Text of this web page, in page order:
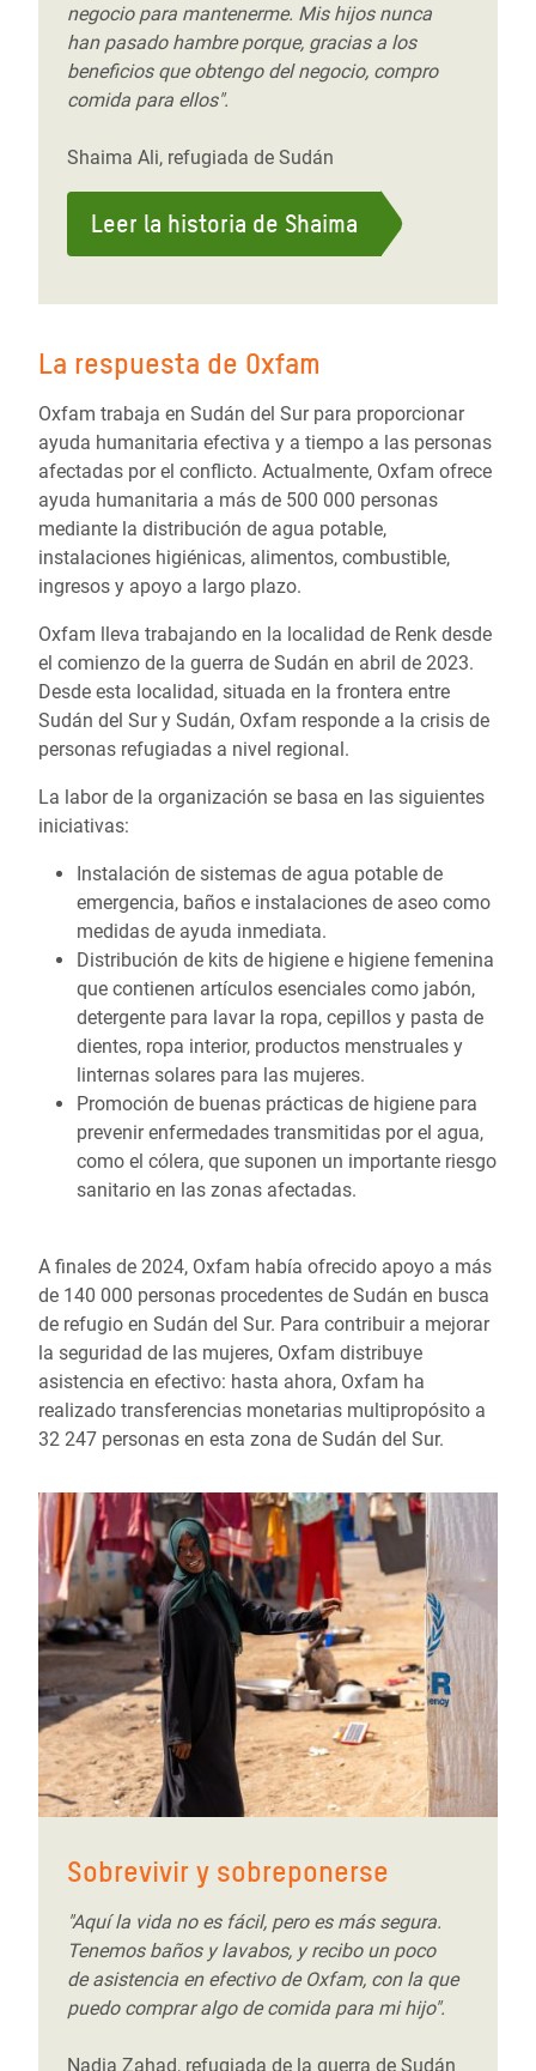
negocio para mantenerme. Mis hijos nunca
han pasado hambre porque, gracias a los
beneficios que obtengo del negocio, compro
comida para ellos".
Shaima Ali, refugiada de Sudán
Leer la historia de Shaima
La respuesta de Oxfam
Oxfam trabaja en Sudán del Sur para proporcionar
ayuda humanitaria efectiva y a tiempo a las personas
afectadas por el conflicto. Actualmente, Oxfam ofrece
ayuda humanitaria a más de 500 000 personas
mediante la distribución de agua potable,
instalaciones higiénicas, alimentos, combustible,
ingresos y apoyo a largo plazo.
Oxfam lleva trabajando en la localidad de Renk desde
el comienzo de la guerra de Sudán en abril de 2023.
Desde esta localidad, situada en la frontera entre
Sudán del Sur y Sudán, Oxfam responde a la crisis de
personas refugiadas a nivel regional.
La labor de la organización se basa en las siguientes
iniciativas:
Instalación de sistemas de agua potable de
emergencia, baños e instalaciones de aseo como
medidas de ayuda inmediata.
Distribución de kits de higiene e higiene femenina
que contienen artículos esenciales como jabón,
detergente para lavar la ropa, cepillos y pasta de
dientes, ropa interior, productos menstruales y
linternas solares para las mujeres.
Promoción de buenas prácticas de higiene para
prevenir enfermedades transmitidas por el agua,
como el cólera, que suponen un importante riesgo
sanitario en las zonas afectadas.
A finales de 2024, Oxfam había ofrecido apoyo a más
de 140 000 personas procedentes de Sudán en busca
de refugio en Sudán del Sur. Para contribuir a mejorar
la seguridad de las mujeres, Oxfam distribuye
asistencia en efectivo: hasta ahora, Oxfam ha
realizado transferencias monetarias multipropósito a
32 247 personas en esta zona de Sudán del Sur.
Sobrevivir y sobreponerse
"Aquí la vida no es fácil, pero es más segura.
Tenemos baños y lavabos, y recibo un poco
de asistencia en efectivo de Oxfam, con la que
puedo comprar algo de comida para mi hijo".
Nadia Zahad, refugiada de la guerra de Sudán